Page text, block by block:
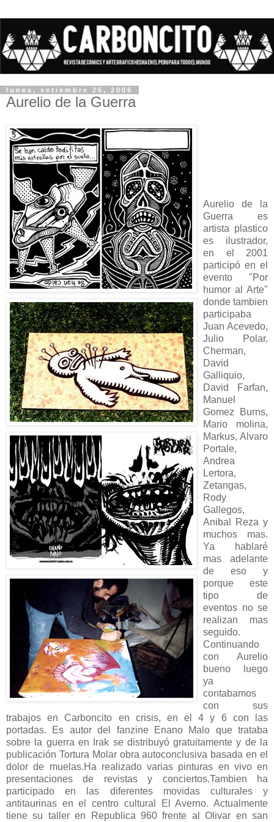
lunes, setiembre 25, 2006
Aurelio de la Guerra
Aurelio de la
Guerra es
artista plastico
es ilustrador,
en el 2001
participó en el
evento "Por
humor al Arte"
donde tambien
participaba
Juan Acevedo,
Julio Polar,
Cherman,
David
Galliquio,
David Farfan,
Manuel
Gomez Burns,
Mario molina,
Markus, Alvaro
Portale,
Andrea
Lertora,
Zetangas,
Rody
Gallegos,
Anibal Reza y
muchos mas.
Ya hablaré
mas adelante
de eso y
porque este
tipo de
eventos no se
realizan mas
seguido.
Continuando
con Aurelio
bueno luego
ya
contabamos
con sus
trabajos en Carboncito en crisis, en el 4 y 6 con las
portadas. Es autor del fanzine Enano Malo que trataba
sobre la guerra en Irak se distribuyó gratuitamente y de la
publicación Tortura Molar obra autoconclusiva basada en el
dolor de muelas.Ha realizado varias pinturas en vivo en
presentaciones de revistas y conciertos.Tambien ha
participado en las diferentes movidas culturales y
antitaurinas en el centro cultural El Averno. Actualmente
tiene su taller en Republica 960 frente al Olivar en san